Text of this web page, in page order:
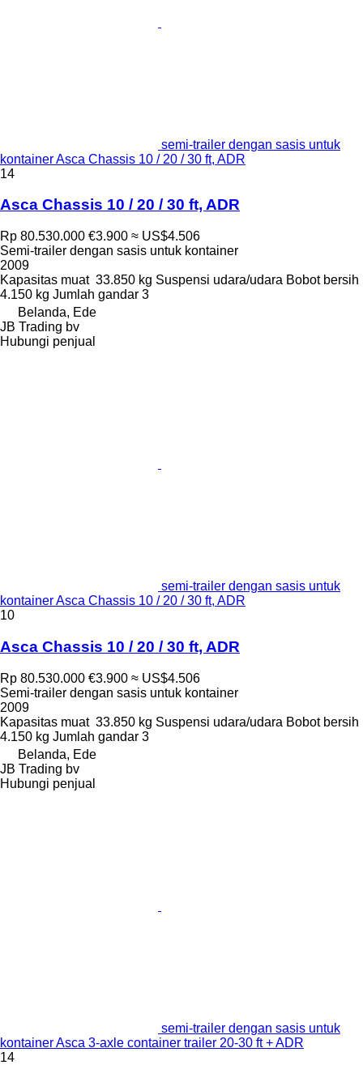
semi-trailer dengan sasis untuk
kontainer Asca Chassis 10 / 20 / 30 ft, ADR
14
Asca Chassis 10 / 20 / 30 ft, ADR
Rp 80.530.000 €3.900 ≈ US$4.506
Semi-trailer dengan sasis untuk kontainer
2009
Kapasitas muat 33.850 kg Suspensi udara/udara Bobot bersih
4.150 kg Jumlah gandar 3
Belanda, Ede
JB Trading bv
Hubungi penjual
semi-trailer dengan sasis untuk
kontainer Asca Chassis 10 / 20 / 30 ft, ADR
10
Asca Chassis 10 / 20 / 30 ft, ADR
Rp 80.530.000 €3.900 ≈ US$4.506
Semi-trailer dengan sasis untuk kontainer
2009
Kapasitas muat 33.850 kg Suspensi udara/udara Bobot bersih
4.150 kg Jumlah gandar 3
Belanda, Ede
JB Trading bv
Hubungi penjual
semi-trailer dengan sasis untuk
kontainer Asca 3-axle container trailer 20-30 ft + ADR
14